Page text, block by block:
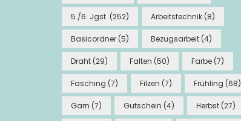
5./6. Jgst. (252) Arbeitstechnik (8)
Basicordner (5) Bezugsarbeit (4)
Draht (29) Falten (50) Farbe (7)
Fasching (7) Filzen (7) Frühling (68)
Garn (7) Gutschein (4) Herbst (27)